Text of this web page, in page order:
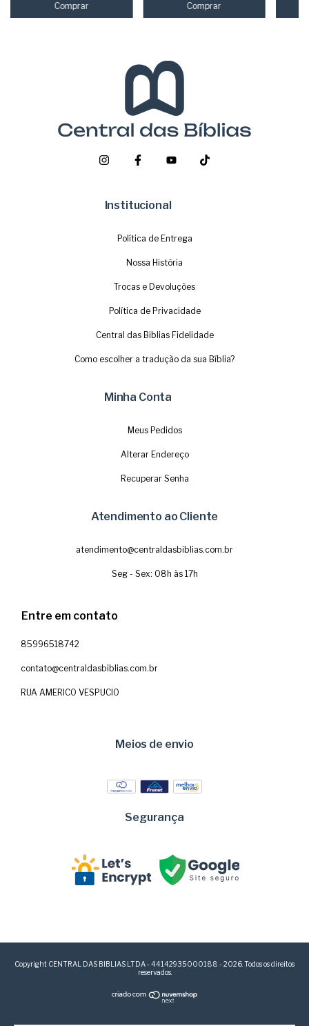
Institucional
Política de Entrega
Nossa História
Trocas e Devoluções
Política de Privacidade
Central das Biblias Fidelidade
Como escolher a tradução da sua Bíblia?
Minha Conta
Meus Pedidos
Alterar Endereço
Recuperar Senha
Atendimento ao Cliente
atendimento@centraldasbiblias.com.br
Seg - Sex: 08h às 17h
Entre em contato
85996518742
contato@centraldasbiblias.com.br
RUA AMERICO VESPUCIO
Meios de envio
Segurança
Copyright CENTRAL DAS BIBLIAS LTDA - 44142935000188 - 2026. Todos os direitos
reservados.